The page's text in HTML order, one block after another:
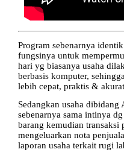
Program sebenarnya
fungsinya untuk
hari yg biasanya usaha
berbasis komputer,
lebih cepat, praktis &
Sedangkan usaha
sebenarnya sama intinya
barang kemudian transaksi
mengeluarkan nota
laporan usaha terkait rugi